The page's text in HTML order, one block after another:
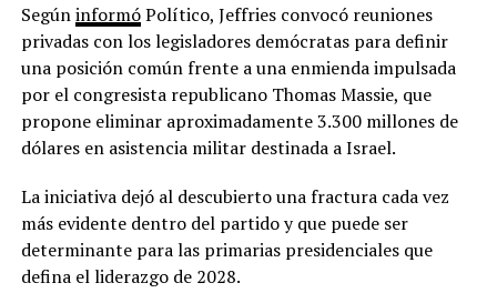
SegúninformóPolítico, Jeffries convocó reuniones
privadas con los legisladores demócratas para definir
una posición común frente a una enmienda impulsada
por el congresista republicano Thomas Massie, que
propone eliminar aproximadamente 3.300 millones de
dólares en asistencia militar destinada a Israel.
La iniciativa dejó al descubierto una fractura cada vez
más evidente dentro del partido y que puede ser
determinante para las primarias presidenciales que
defina el liderazgo de 2028.